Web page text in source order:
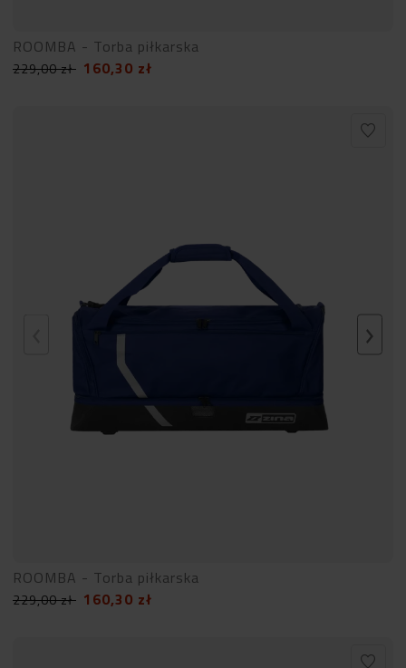
ROOMBA - Torba piłkarska
229,00zł 160,30 zł
ROOMBA - Torba piłkarska
229,00zł 160,30 zł